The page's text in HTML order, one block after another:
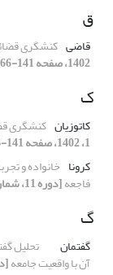
ق
قاضی کنشگری
1402، صفحه 141-166]
ک
کاتوزیان کنشگری
1، 1402، صفحه 141-166]
کرونا خانواده و
فاجعه[دوره 11، شماره 2، 1402، صفحه 47-76]
گ
گفتمان تحلیل
آن با واقعیت جامعه[دوره